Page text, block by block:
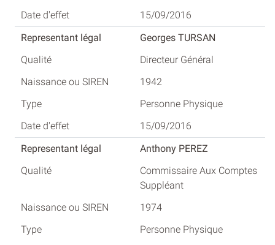
15/09/2016
Georges TURSAN
Directeur Général
1942
Personne Physique
15/09/2016
Anthony PEREZ
Commissaire Aux Comptes
Suppléant
1974
Personne Physique